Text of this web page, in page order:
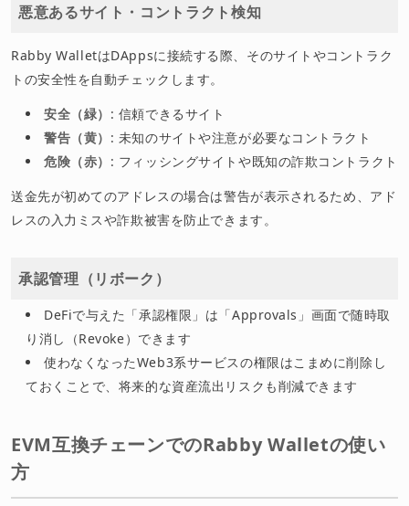
悪意あるサイト・コントラクト検知
Rabby WalletはDAppsに接続する際、そのサイトやコントラク
トの安全性を自動チェックします。
安全（緑） : 信頼できるサイト
警告（黄） : 未知のサイトや注意が必要なコントラクト
危険（赤） : フィッシングサイトや既知の詐欺コントラクト
送金先が初めてのアドレスの場合は警告が表示されるため、アド
レスの入力ミスや詐欺被害を防止できます。
承認管理（リボーク）
DeFiで与えた「承認権限」は「Approvals」画面で随時取
り消し（Revoke）できます
使わなくなったWeb3系サービスの権限はこまめに削除し
ておくことで、将来的な資産流出リスクも削減できます
EVM互換チェーンでのRabby Walletの使い
方